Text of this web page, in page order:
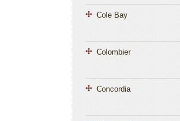
Cole Bay
Colombier
Concordia